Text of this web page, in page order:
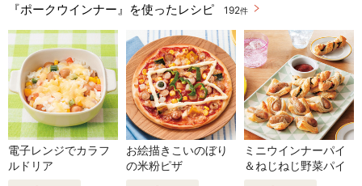
『ポークウインナー』を使ったレシピ 192件
電子レンジでカラフ
ルドリア
お絵描きこいのぼり
の米粉ピザ
ミニウインナーパイ
＆ねじねじ野菜パイ